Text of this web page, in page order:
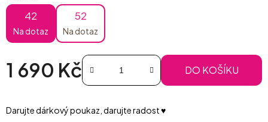
42
Na dotaz
52
Na dotaz
1 690 Kč DO KOŠÍKU
Darujte dárkový poukaz, darujte radost ♥️